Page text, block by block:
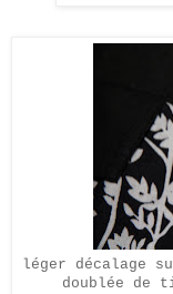
léger décalage
doublée de